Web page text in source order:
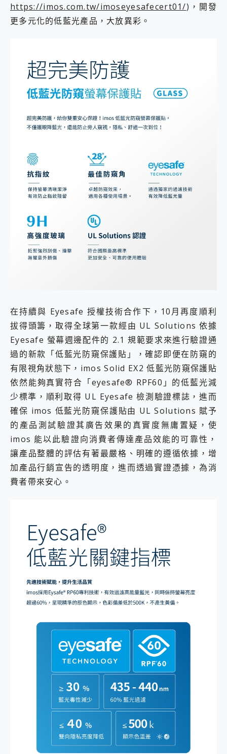
https://imos.com.tw/imoseyesafecert01/)，開發
更多元化的低藍光產品，大放異彩。
在持續與 Eyesafe 授權技術合作下，10月再度順利
拔得頭籌，取得全球第一款經由 UL Solutions 依據
Eyesafe 螢幕週邊配件的 2.1 規範要求來進行驗證通
過的新款「低藍光防窺保護貼」，確認即便在防窺的
有限視角狀態下，imos Solid EX2 低藍光防窺保護貼
依然能夠真實符合「eyesafe® RPF60」的低藍光減
少標準，順利取得 UL Eyesafe 檢測驗證標誌，進而
確保 imos 低藍光防窺保護貼由 UL Solutions 賦予
的產品測試驗證其廣告效果的真實度無庸置疑，使
imos 能以此驗證向消費者傳達產品效能的可靠性，
讓產品整體的評估有著最嚴格、明確的遵循依據，增
加產品行銷宣告的透明度，進而透過實證憑據，為消
費者帶來安心。